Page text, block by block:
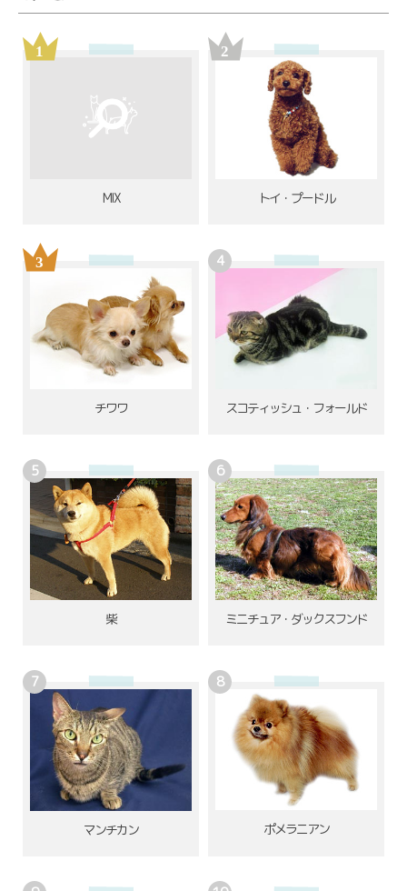
MIX トイ・プードル
チワワ スコティッシュ・フォールド
柴 ミニチュア・ダックスフンド
マンチカン ポメラニアン